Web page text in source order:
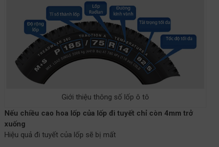
Giới thiệu thông số lốp ô tô
Nếu chiều cao hoa lốp của lốp đi tuyết chỉ còn 4mm trở
xuống
Hiệu quả đi tuyết của lốp sẽ bị mất